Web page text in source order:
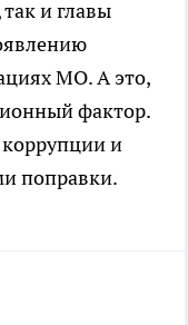
и главы
МО. А это,
фактор.
и
поправки.